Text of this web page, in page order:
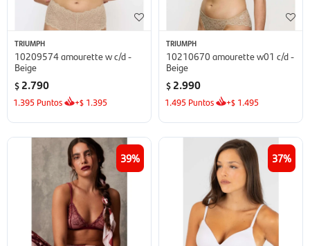
TRIUMPH
10209574 amourette w c/d -
Beige
$ 2.790
1.395 Puntos +$ 1.395
TRIUMPH
10210670 amourette w01 c/d -
Beige
$ 2.990
1.495 Puntos +$ 1.495
39 37